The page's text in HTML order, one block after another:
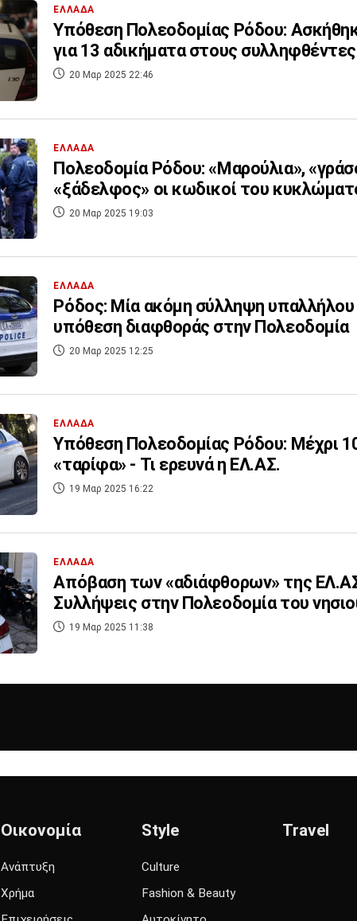
ΕΛΛΑΔΑ
Υπόθεση Πολεοδομίας Ρόδου:
20 Μαρ 2025 22:46
ΕΛΛΑΔΑ
Πολεοδομία Ρόδου: «Μαρούλια»,
«ξάδελφος» οι κωδικοί του
20 Μαρ 2025 19:03
ΕΛΛΑΔΑ
Ρόδος: Μία ακόμη σύλληψη υπαλλήλου
υπόθεση διαφθοράς στην Πολεοδομία
20 Μαρ 2025 12:25
ΕΛΛΑΔΑ
Υπόθεση Πολεοδομίας Ρόδου: Μέχρι
«ταρίφα» - Τι ερευνά η ΕΛ.ΑΣ.
19 Μαρ 2025 16:22
ΕΛΛΑΔΑ
Απόβαση των «αδιάφθορων» της
Συλλήψεις στην Πολεοδομία του
19 Μαρ 2025 11:38
Οικονομία
Ανάπτυξη
Χρήμα
Style
Culture
Fashion & Beauty
Travel